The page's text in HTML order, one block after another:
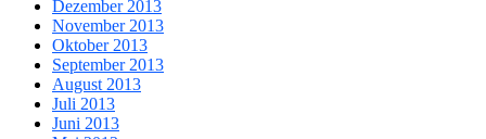
Dezember 2013
November 2013
Oktober 2013
September 2013
August 2013
Juli 2013
Juni 2013